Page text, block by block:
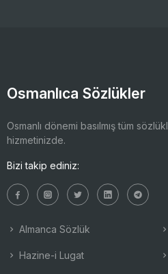
Osmanlıca Sözlükler
Osmanlı dönemi basılmış tüm
hizmetinizde.
Bizi takip ediniz:
Almanca Sözlük
Hazine-i Lugat